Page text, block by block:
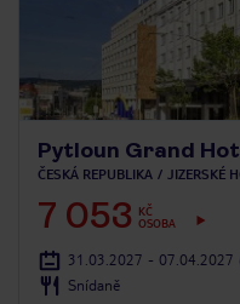
Pytloun Grand
ČESKÁ REPUBLIKA JIZERSKÉ
7 053
KČ
OSOBA
31.03.2027 - 07.04.2027
Snídaně